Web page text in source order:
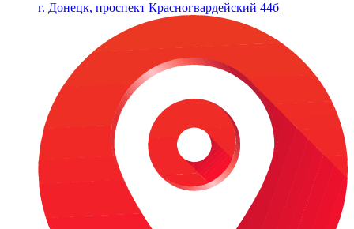
г. Донецк, проспект Красногвардейский 44б